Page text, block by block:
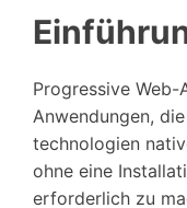
Progressive
Anwendungen,
technologien
ohne eine
erforderlich zu